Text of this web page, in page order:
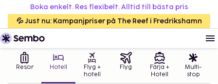
Boka enkelt. Res flexibelt. Alltid till bästa pris
💦 Just nu: Kampanjpriser på The Reef i Fredrikshamn
Resor Hotell
Flyg +
hotell
Flyg
Färja +
Hotell
Multi-
stop